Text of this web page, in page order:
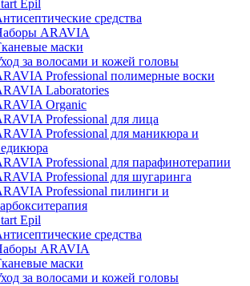
Epil
средства
ARAVIA
маски
за волосами и кожей головы
Professional полимерные воски
Laboratories
Organic
Professional для лица
Professional для маникюра и
Professional для парафинотерапии
Professional для шугаринга
Professional пилинги и
Epil
средства
ARAVIA
маски
за волосами и кожей головы